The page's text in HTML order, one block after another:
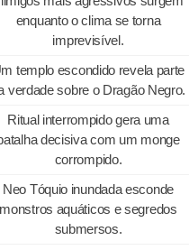
enquanto o clima se torna
imprevisível.
templo escondido revela parte
verdade sobre o Dragão Negro.
Ritual interrompido gera uma
decisiva com um monge
corrompido.
Neo Tóquio inundada esconde
monstros aquáticos e segredos
submersos.